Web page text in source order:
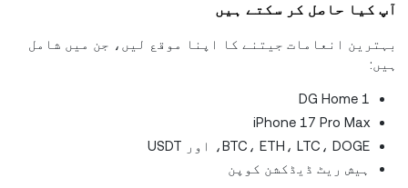
آپ کیا حاصل کر سکتے ہیں
بہترین انعامات جیتنے کا اپنا موقع لیں، جن میں شامل
ہیں:
DG Home 1
iPhone 17 Pro Max
BTC، ETH، LTC، DOGE، اور USDT
ہیش ریٹ ڈیڈکشن کوپن